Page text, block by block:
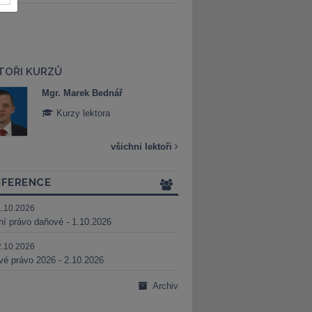
KURZŮ
Mgr. Marek Bednář
Kurzy lektora
všichni lektoři
právo daňové - 1.10.2026
právo 2026 - 2.10.2026
Archiv